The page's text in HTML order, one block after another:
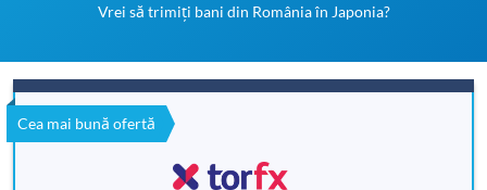
Vrei să trimiți bani din România în Japonia?
Cea mai bună ofertă